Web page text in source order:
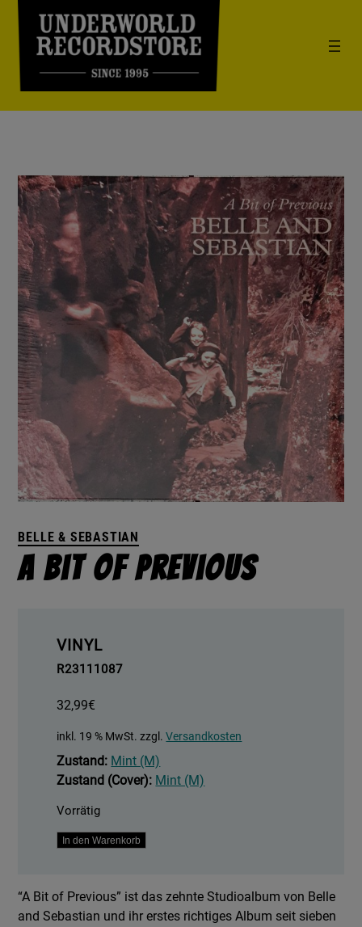
BELLE & SEBASTIAN
A Bit Of Previous
VINYL
R23111087
32,99€
inkl. 19 % MwSt. zzgl.Versandkosten
Zustand: Mint (M)
Zustand (Cover): Mint (M)
Vorrätig
A
Previous
Menge
In den Warenkorb
“A Bit of Previous” ist das zehnte Studioalbum von Belle
and Sebastian und ihr erstes richtiges Album seit sieben